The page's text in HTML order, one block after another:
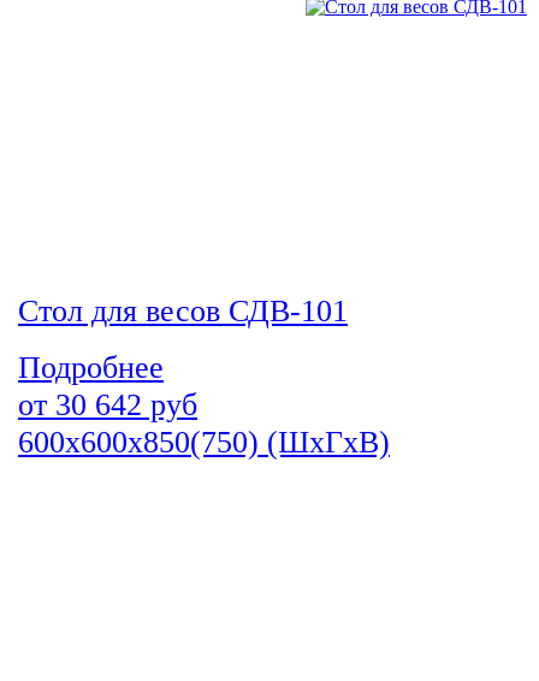
Стол для весов СДВ-101
Подробнее
от 30 642 руб
600х600х850(750) (ШхГхВ)